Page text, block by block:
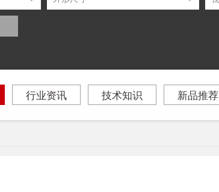
行业资讯 技术知识 新品推荐